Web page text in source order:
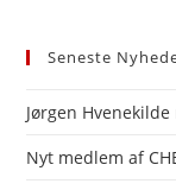
Seneste
Jørgen
Nyt medlem af